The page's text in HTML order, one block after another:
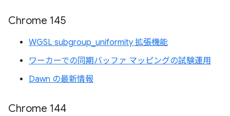
Chrome 145
WGSL subgroup_uniformity 拡張機能
ワーカーでの同期バッファ マッピングの試験運用
Dawn の最新情報
Chrome 144